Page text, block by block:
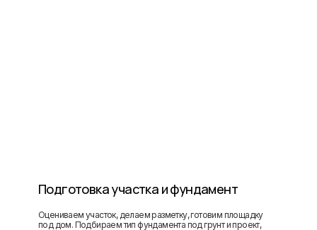
Подготовка участка и фундамент
Оцениваем участок, делаем разметку, готовим площадку
под дом. Подбираем тип фундамента под грунт и проект,